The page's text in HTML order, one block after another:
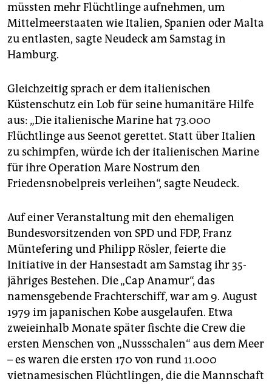
genossenschaft
epaper login
müssten mehr Flüchtlinge aufnehmen, um
Mittelmeerstaaten wie Italien, Spanien oder Malta
zu entlasten, sagte Neudeck am Samstag in
Hamburg.
Gleichzeitig sprach er dem italienischen
Küstenschutz ein Lob für seine humanitäre Hilfe
aus: „Die italienische Marine hat 73.000
Flüchtlinge aus Seenot gerettet. Statt über Italien
zu schimpfen, würde ich der italienischen Marine
für ihre Operation Mare Nostrum den
Friedensnobelpreis verleihen“, sagte Neudeck.
Auf einer Veranstaltung mit den ehemaligen
Bundesvorsitzenden von SPD und FDP, Franz
Müntefering und Philipp Rösler, feierte die
Initiative in der Hansestadt am Samstag ihr 35-
jähriges Bestehen. Die „Cap Anamur“, das
namensgebende Frachterschiff, war am 9. August
1979 im japanischen Kobe ausgelaufen. Etwa
zweieinhalb Monate später fischte die Crew die
ersten Menschen von „Nussschalen“ aus dem Meer
– es waren die ersten 170 von rund 11.000
vietnamesischen Flüchtlingen, die die Mannschaft